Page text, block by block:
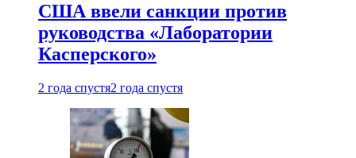
США ввели санкции против
руководства «Лаборатории
Касперского»
2 года спустя2 года спустя